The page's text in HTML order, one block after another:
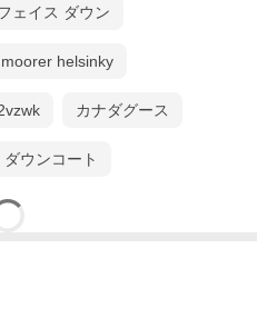
ェイス ダウン
moorer helsinky
カナダグース
ダウンコート